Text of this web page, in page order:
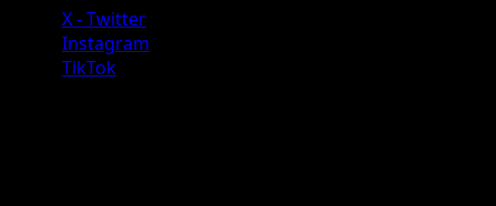
X - Twitter
Instagram
TikTok